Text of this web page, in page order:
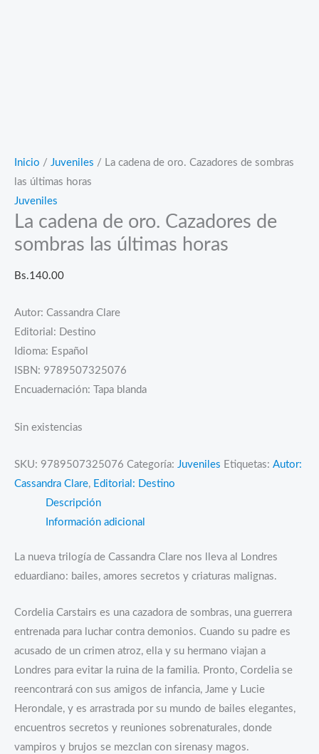
Inicio / Juveniles / La cadena de oro. Cazadores de sombras
las últimas horas
Juveniles
La cadena de oro. Cazadores de
sombras las últimas horas
Bs.140.00
Autor: Cassandra Clare
Editorial: Destino
Idioma: Español
ISBN: 9789507325076
Encuadernación: Tapa blanda
Sin existencias
SKU: 9789507325076 Categoría: Juveniles Etiquetas: Autor:
Cassandra Clare, Editorial: Destino
Descripción
Información adicional
La nueva trilogía de Cassandra Clare nos lleva al Londres
eduardiano: bailes, amores secretos y criaturas malignas.
Cordelia Carstairs es una cazadora de sombras, una guerrera
entrenada para luchar contra demonios. Cuando su padre es
acusado de un crimen atroz, ella y su hermano viajan a
Londres para evitar la ruina de la familia. Pronto, Cordelia se
reencontrará con sus amigos de infancia, Jame y Lucie
Herondale, y es arrastrada por su mundo de bailes elegantes,
encuentros secretos y reuniones sobrenaturales, donde
vampiros y brujos se mezclan con sirenasy magos.